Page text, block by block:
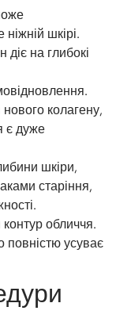
шкірі.
на глибокі
колагену,
є дуже
шкіри,
старіння,
обличчя.
повністю усуває